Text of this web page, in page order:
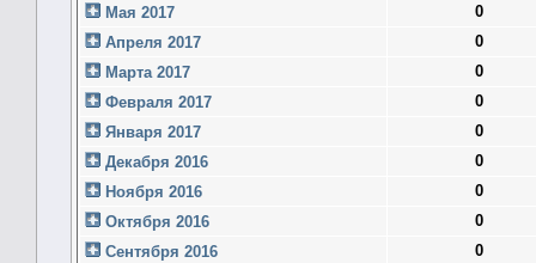
Мая 2017
0
Апреля 2017
0
Марта 2017
0
Февраля 2017
0
Января 2017
0
Декабря 2016
0
Ноября 2016
0
Октября 2016
0
Сентября 2016
0